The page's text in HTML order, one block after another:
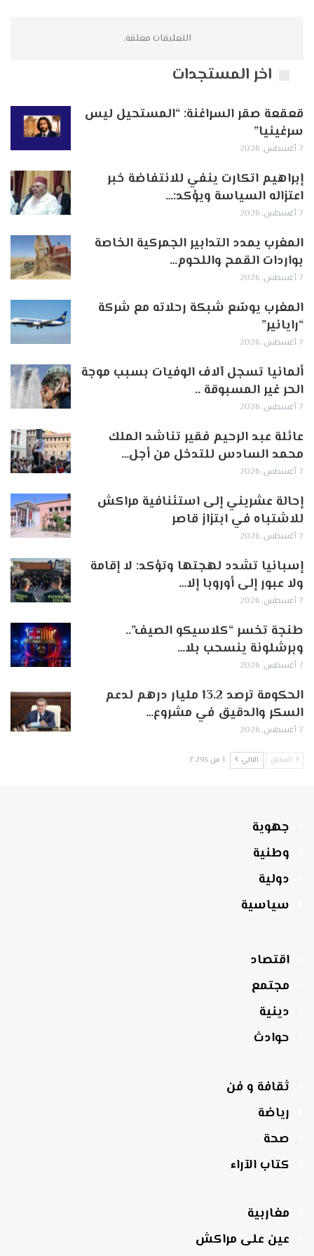
التعليقات مغلقة.
اخر المستجدات
قعقعة صقر السراغنة: “المستحيل ليس
سرغينيا”
7 أغسطس, 2026
إبراهيم اتكارت ينفي للانتفاضة خبر
اعتزاله السياسة ويؤكد:…
7 أغسطس, 2026
المغرب يمدد التدابير الجمركية الخاصة
بواردات القمح واللحوم…
7 أغسطس, 2026
المغرب يوسّع شبكة رحلاته مع شركة
“رايانير”
7 أغسطس, 2026
ألمانيا تسجل آلاف الوفيات بسبب موجة
الحر غير المسبوقة ..
7 أغسطس, 2026
عائلة عبد الرحيم فقير تناشد الملك
محمد السادس للتدخل من أجل…
7 أغسطس, 2026
إحالة عشريني إلى استئنافية مراكش
للاشتباه في ابتزاز قاصر
7 أغسطس, 2026
إسبانيا تشدد لهجتها وتؤكد: لا إقامة
ولا عبور إلى أوروبا إلا…
7 أغسطس, 2026
طنجة تخسر “كلاسيكو الصيف”..
وبرشلونة ينسحب بلا…
7 أغسطس, 2026
الحكومة ترصد 13.2 مليار درهم لدعم
السكر والدقيق في مشروع…
7 أغسطس, 2026
السابق التالي 1 من 7٬293
جهوية
وطنية
دولية
سياسية
اقتصاد
مجتمع
دينية
حوادث
ثقافة و فن
رياضة
صحة
كتاب الآراء
مغاربية
عين على مراكش